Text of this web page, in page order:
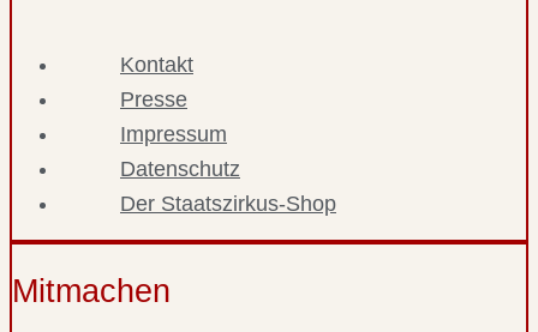
Kontakt
Presse
Impressum
Datenschutz
Der Staatszirkus-Shop
Mitmachen